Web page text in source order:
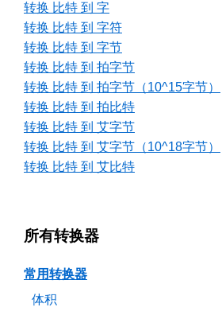
转换 比特 到 字
转换 比特 到 字符
转换 比特 到 字节
转换 比特 到 拍字节
转换 比特 到 拍字节（10^15字节）
转换 比特 到 拍比特
转换 比特 到 艾字节
转换 比特 到 艾字节（10^18字节）
转换 比特 到 艾比特
所有转换器
常用转换器
体积